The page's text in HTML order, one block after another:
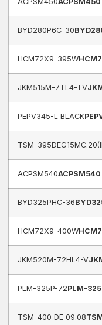
BYD280P6C-30
HCM72X9-395W
JKM515M-7TL4-TV
PEPV345-L BLACK
TSM-395DEG15MC.20(II
ACPSM540ACPSM540
BYD325PHC-36
HCM72X9-400W
JKM520M-72HL4-V
PLM-325P-72PLM-
TSM-400 DE 09.08